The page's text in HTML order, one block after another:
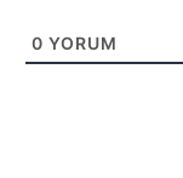
0 YORUM